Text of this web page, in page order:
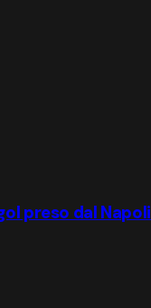
preso dal Napoli